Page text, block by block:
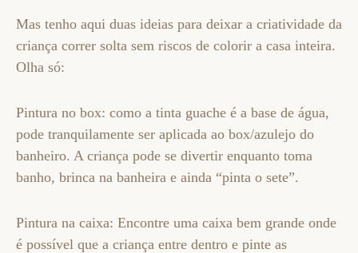
Mas tenho aqui duas ideias para deixar a criatividade da
criança correr solta sem riscos de colorir a casa inteira.
Olha só:
Pintura no box: como a tinta guache é a base de água,
pode tranquilamente ser aplicada ao box/azulejo do
banheiro. A criança pode se divertir enquanto toma
banho, brinca na banheira e ainda “pinta o sete”.
Pintura na caixa: Encontre uma caixa bem grande onde
é possível que a criança entre dentro e pinte as